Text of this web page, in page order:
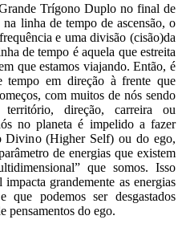
Trígono Duplo no final de
linha de tempo de ascensão, o
e uma divisão (cisão)da
de tempo é aquela que estreita
que estamos viajando. Então, é
tempo em direção à frente que
com muitos de nós sendo
direção, carreira ou
no planeta é impelido a fazer
Divino (Higher Self) ou do ego,
de energias que existem
que somos. Isso
grandemente as energias
que podemos ser desgastados
pensamentos do ego.